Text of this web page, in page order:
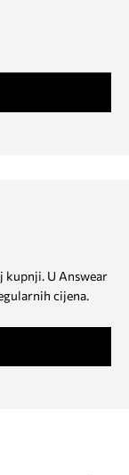
U Answear
cijena.